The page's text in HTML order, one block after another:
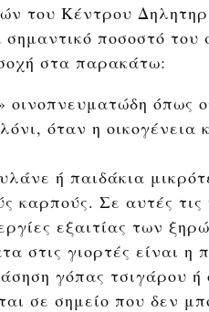
του Κέντρου
ποσοστό
στα παρακάτω:
όπως
όταν η οικογένεια
ή παιδάκια
Σε αυτές τις
εξαιτίας των
στις γιορτές είναι η
γόπας τσιγάρου ή
σε σημείο που δεν